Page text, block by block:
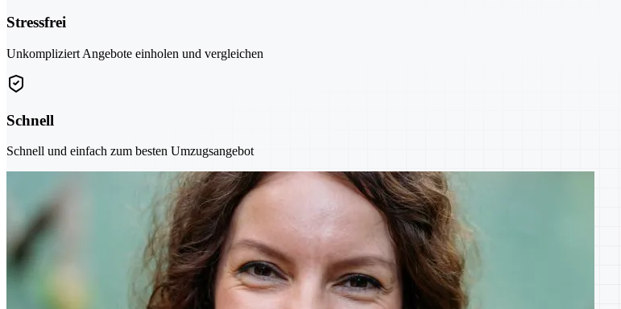
Stressfrei
Unkompliziert Angebote einholen und vergleichen
Schnell
Schnell und einfach zum besten Umzugsangebot